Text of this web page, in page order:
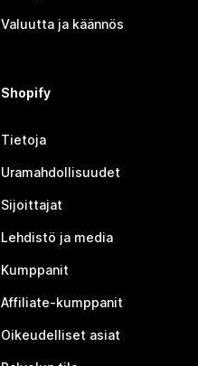
Valuutta ja käännös
Shopify
Tietoja
Uramahdollisuudet
Sijoittajat
Lehdistö ja media
Kumppanit
Affiliate-kumppanit
Oikeudelliset asiat